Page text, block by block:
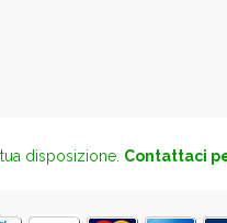
disposizione. Contattaci